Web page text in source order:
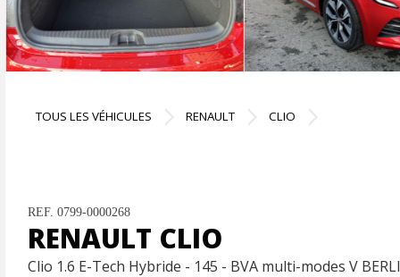
TOUS LES VÉHICULES RENAULT CLIO
REF. 0799-0000268
RENAULT CLIO
Clio 1.6 E-Tech Hybride - 145 - BVA multi-modes V